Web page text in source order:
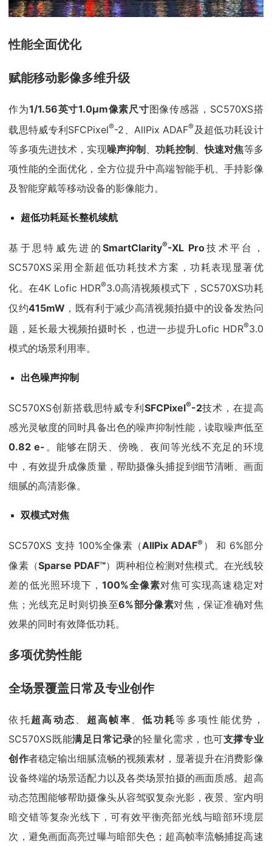
性能全面优化
赋能移动影像多维升级
作为1/1.56英寸1.0μm像素尺寸图像传感器，SC570XS搭
载思特威专利SFCPixel®-2、AllPix ADAF®及超低功耗设计
等多项先进技术，实现噪声抑制 、功耗控制、快速对焦等多
项性能的全面优化，全方位提升中高端智能手机、手持影像
及智能穿戴等移动设备的影像能力。
超低功耗延长整机续航
基于思特威先进的 SmartClarity®-XL Pro技术平台，
SC570XS采用全新超低功耗技术方案，功耗表现显著优
化。在4K Lofic HDR®3.0高清视频模式下，SC570XS功耗
仅约415mW ，既有利于减少高清视频拍摄中的设备发热问
题，延长最大视频拍摄时长，也进一步提升Lofic HDR®3.0
模式的场景利用率。
出色噪声抑制
SC570XS创新搭载思特威专利SFCPixel®-2技术，在提高
感光灵敏度的同时具备出色的噪声抑制性能，读取噪声低至
0.82 e- 。能够在阴天、傍晚、夜间等光线不充足的环境
中，有效提升成像质量，帮助摄像头捕捉到细节清晰、画面
细腻的高清影像。
双模式对焦
SC570XS 支持 100%全像素（AllPix ADAF® ） 和 6%部分
像素（Sparse PDAF™）两种相位检测对焦模式。在光线较
差的低光照环境下， 100%全像素对焦可实现高速稳定对
焦；光线充足时则切换至6%部分像素对焦，保证准确对焦
效果的同时有效降低功耗。
多项优势性能
全场景覆盖日常及专业创作
依托超高动态 超高帧率 、低功耗等多项性能优势，
SC570XS既能满足日常记录的轻量化需求，也可支撑专业
创作者稳定输出细腻流畅的视频素材，显著提升在消费影像
设备终端的场景适配力以及各类场景拍摄的画面质感。超高
动态范围能够帮助摄像头从容驾驭复杂光影，夜景、室内明
暗交错等复杂光线下，可有效平衡亮部光线与暗部环境层
次，避免画面高亮过曝与暗部失色；超高帧率流畅捕捉高速